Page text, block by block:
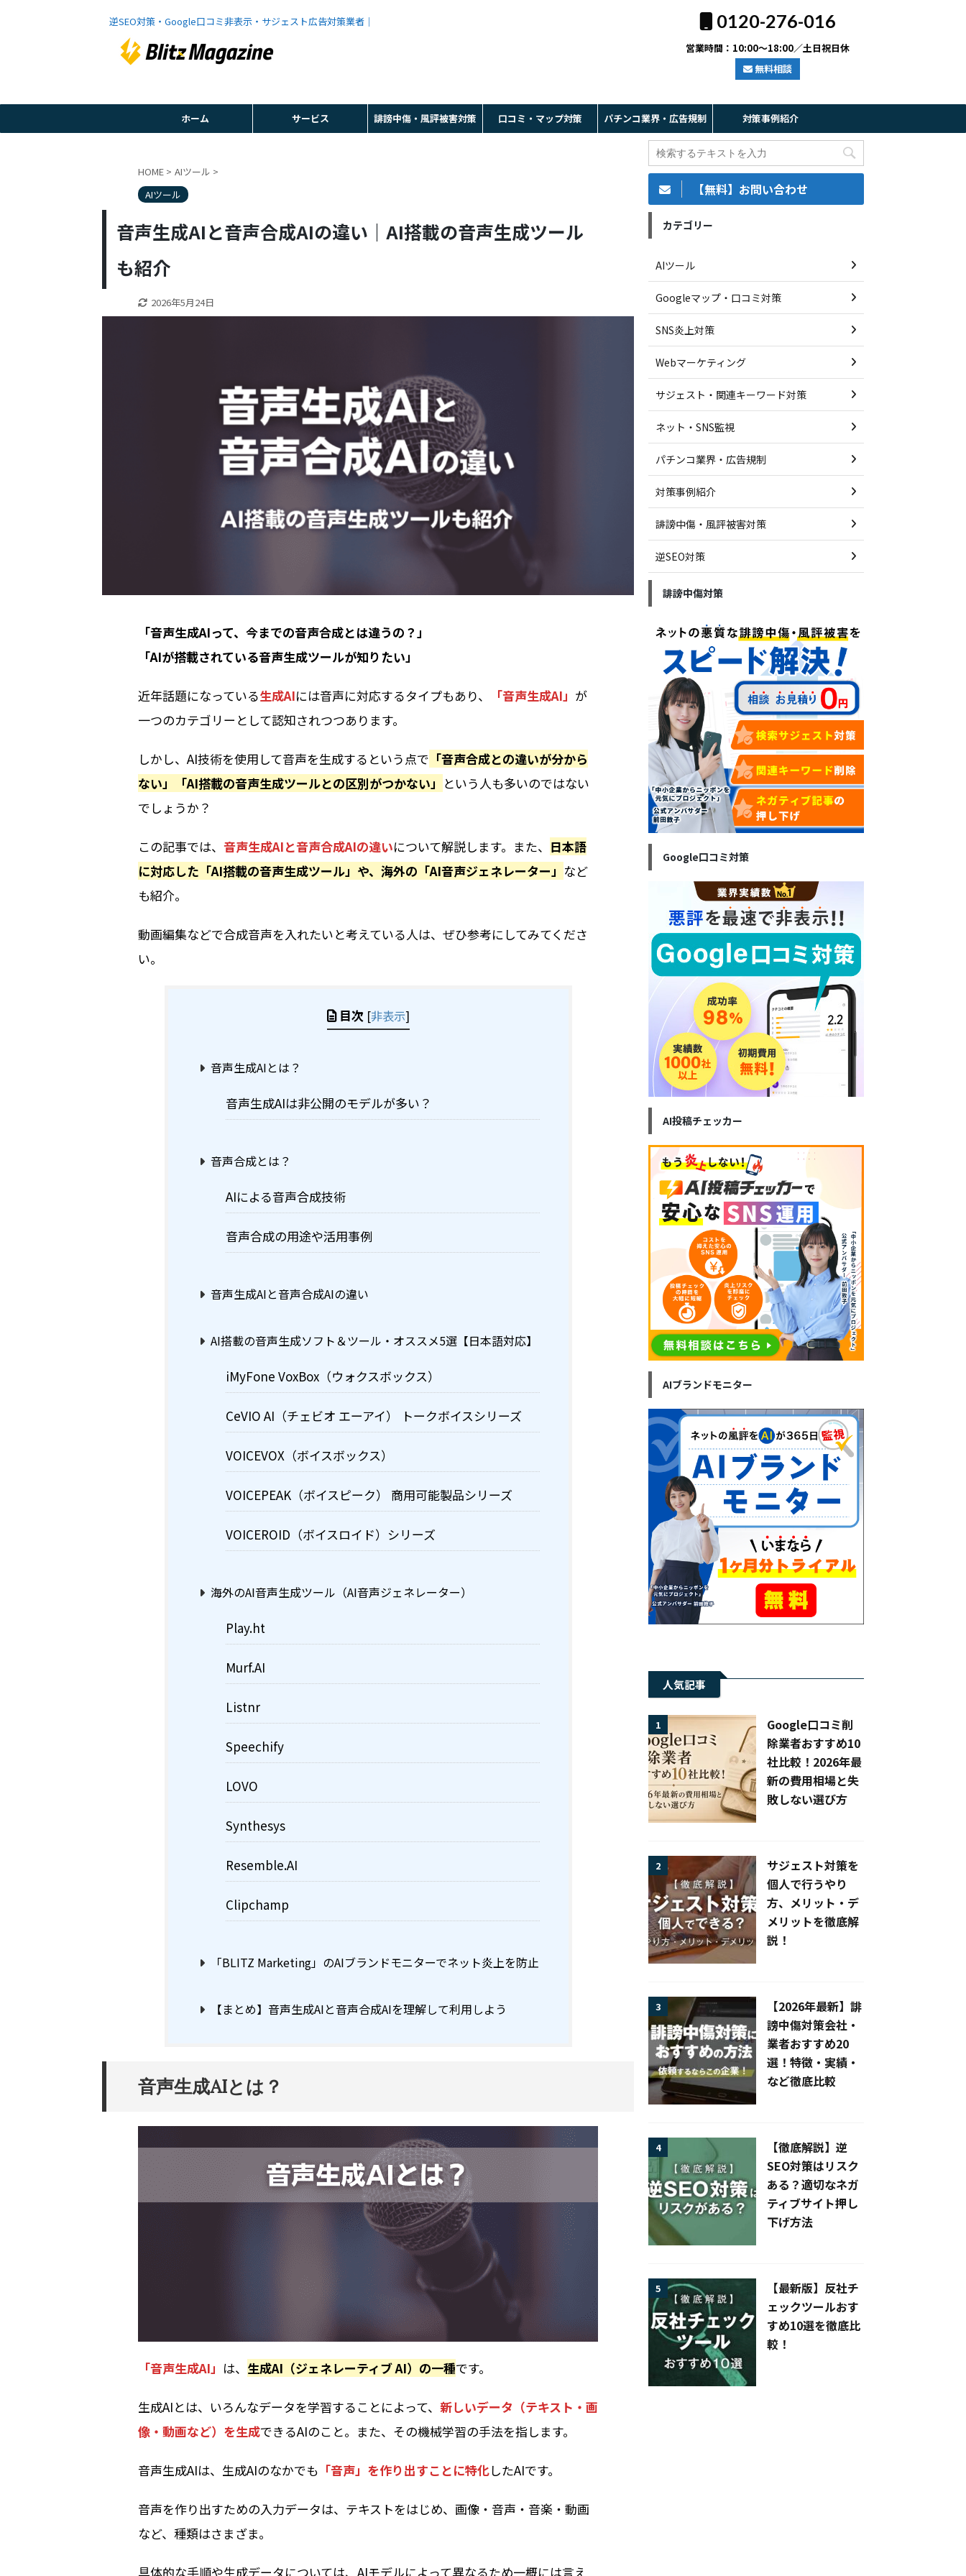
逆SEO対策・Google口コミ非表示・サジェスト広告対策業者｜ 0120-276-016
営業時間：10:00～18:00／土日祝日休
無料相談
ホーム サービス 誹謗中傷・風評被害対策 口コミ・マップ対策 パチンコ業界・広告規制 対策事例紹介
HOME > AIツール >
AIツール
音声生成AIと音声合成AIの違い｜AI搭載の音声生成ツール
も紹介
2026年5月24日
「音声生成AIって、今までの音声合成とは違うの？」
「AIが搭載されている音声生成ツールが知りたい」
近年話題になっている生成AIには音声に対応するタイプもあり、 「音声生成AI」 が
一つのカテゴリーとして認知されつつあります。
しかし、AI技術を使用して音声を生成するという点で 「音声合成との違いが分から
ない」「AI搭載の音声生成ツールとの区別がつかない」 という人も多いのではない
でしょうか？
この記事では、 音声生成AIと音声合成AIの違いについて解説します。また、 日本語
に対応した「AI搭載の音声生成ツール」や、海外の「AI音声ジェネレーター」 など
も紹介。
動画編集などで合成音声を入れたいと考えている人は、ぜひ参考にしてみてくださ
い。
目次 [非表示]
音声生成AIとは？
音声生成AIは非公開のモデルが多い？
音声合成とは？
AIによる音声合成技術
音声合成の用途や活用事例
音声生成AIと音声合成AIの違い
AI搭載の音声生成ソフト＆ツール・オススメ5選【日本語対応】
iMyFone VoxBox（ウォクスボックス）
CeVIO AI（チェビオ エーアイ） トークボイスシリーズ
VOICEVOX（ボイスボックス）
VOICEPEAK（ボイスピーク） 商用可能製品シリーズ
VOICEROID（ボイスロイド）シリーズ
海外のAI音声生成ツール（AI音声ジェネレーター）
Play.ht
Murf.AI
Listnr
Speechify
LOVO
Synthesys
Resemble.AI
Clipchamp
「BLITZ Marketing」のAIブランドモニターでネット炎上を防止
【まとめ】音声生成AIと音声合成AIを理解して利用しよう
音声生成AIとは？
「音声生成AI」 は、 生成AI（ジェネレーティブ AI）の一種です。
生成AIとは、いろんなデータを学習することによって、 新しいデータ（テキスト・画
像・動画など）を生成できるAIのこと。また、その機械学習の手法を指します。
音声生成AIは、生成AIのなかでも 「音声」を作り出すことに特化したAIです。
音声を作り出すための入力データは、テキストをはじめ、画像・音声・音楽・動画
など、種類はさまざま。
具体的な手順や生成データについては、AIモデルによって異なるため一概には言え
【無料】お問い合わせ
カテゴリー
AIツール
Googleマップ・口コミ対策
SNS炎上対策
Webマーケティング
サジェスト・関連キーワード対策
ネット・SNS監視
パチンコ業界・広告規制
対策事例紹介
誹謗中傷・風評被害対策
逆SEO対策
誹謗中傷対策
Google口コミ対策
AI投稿チェッカー
AIブランドモニター
人気記事
1
Google口コミ削
除業者おすすめ10
社比較！2026年最
新の費用相場と失
敗しない選び方
2
サジェスト対策を
個人で行うやり
方、メリット・デ
メリットを徹底解
説！
3
【2026年最新】誹
謗中傷対策会社・
業者おすすめ20
選！特徴・実績・
など徹底比較
4
【徹底解説】逆
SEO対策はリスク
ある？適切なネガ
ティブサイト押し
下げ方法
5
【最新版】反社チ
ェックツールおす
すめ10選を徹底比
較！